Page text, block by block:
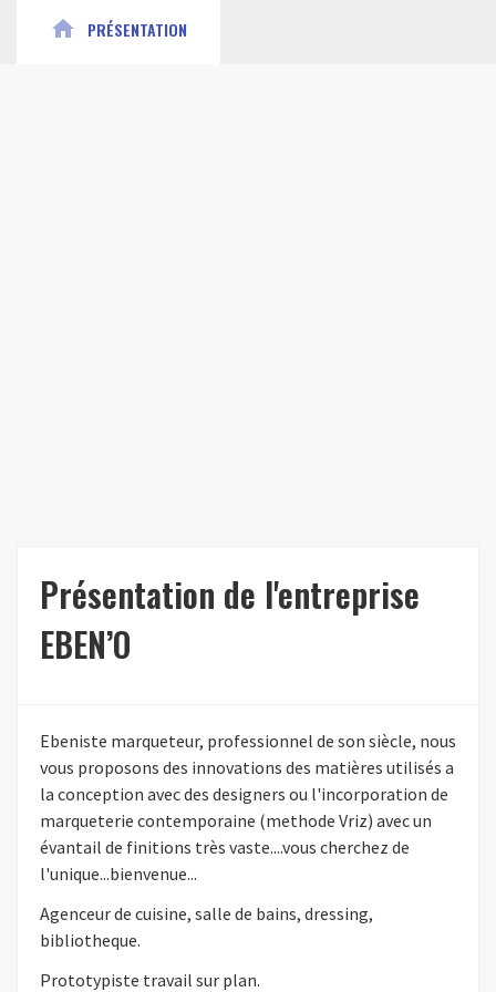
home PRÉSENTATION
Présentation de l'entreprise
EBEN’O
Ebeniste marqueteur, professionnel de son siècle, nous
vous proposons des innovations des matières utilisés a
la conception avec des designers ou l'incorporation de
marqueterie contemporaine (methode Vriz) avec un
évantail de finitions très vaste....vous cherchez de
l'unique...bienvenue...
Agenceur de cuisine, salle de bains, dressing,
bibliotheque.
Prototypiste travail sur plan.